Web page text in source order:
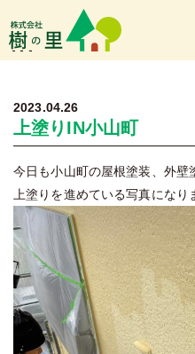
樹の里
2023.04.26
上塗りIN小山町
今日も小山町の屋根塗装、外壁
上塗りを進めている写真になり